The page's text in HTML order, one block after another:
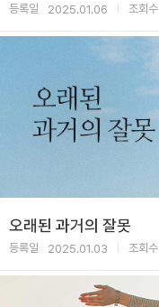
등록일 2025.01.06 조회수
오래된 과거의 잘못
등록일 2025.01.03 조회수